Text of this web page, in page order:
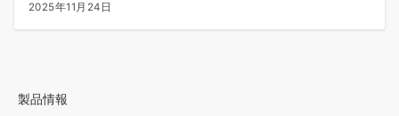
2025年11月24日
製品情報